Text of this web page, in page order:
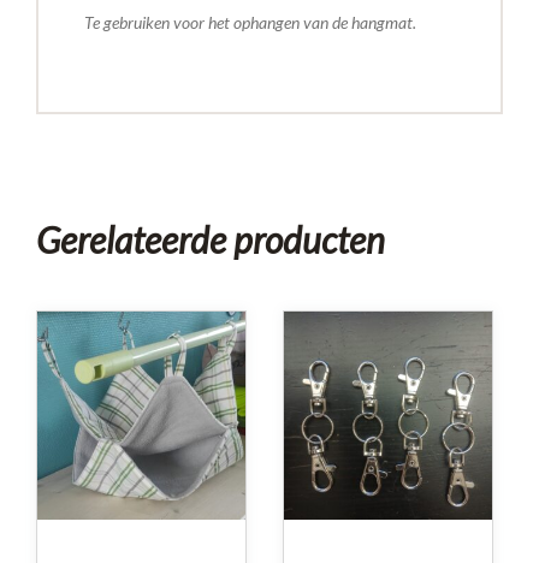
Te gebruiken voor het ophangen van de hangmat.
Gerelateerde producten